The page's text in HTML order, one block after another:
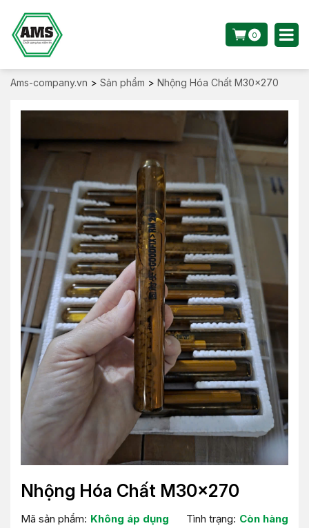
0
Ams-company.vn > Sản phẩm > Nhộng Hóa Chất M30x270
Nhộng Hóa Chất M30x270
Mã sản phẩm: Không áp dụng Tình trạng: Còn hàng